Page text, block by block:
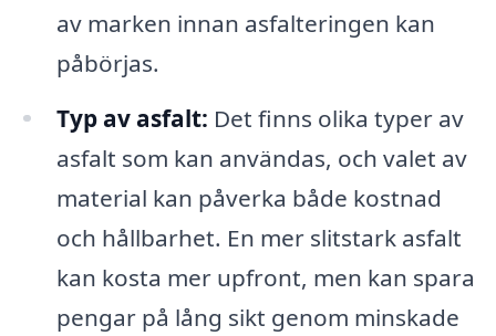
av marken innan asfalteringen kan
påbörjas.
Typ av asfalt: Det finns olika typer av
asfalt som kan användas, och valet av
material kan påverka både kostnad
och hållbarhet. En mer slitstark asfalt
kan kosta mer upfront, men kan spara
pengar på lång sikt genom minskade